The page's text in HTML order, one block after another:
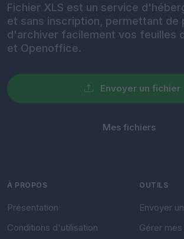
Fichier XLS est un service
et sans inscription, permettant de
d'archiver facilement vos feuilles
et Openoffice.
Envoyer un fichier
Mes fichiers
À PROPOS
Présentation
Conditions d'utilisation
OUTILS
Envoyer
Gérer